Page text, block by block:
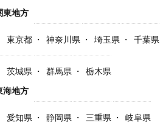
東地方
東京都 神奈川県 埼玉県 千葉県
茨城県 群馬県
栃木県
海地方
愛知県 静岡県 三重県
岐阜県